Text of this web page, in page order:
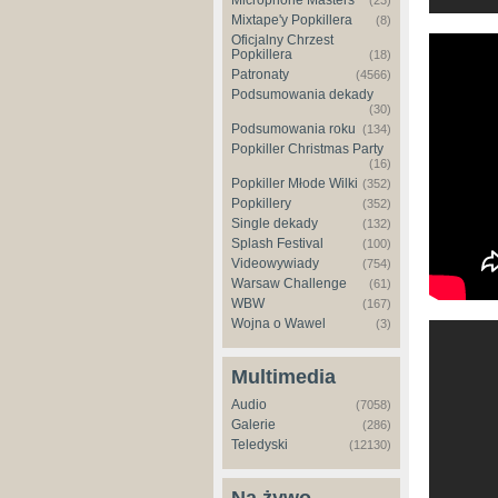
Mixtape'y Popkillera (8)
Oficjalny Chrzest
Popkillera
(18)
Patronaty (4566)
Podsumowania dekady
(30)
Podsumowania roku (134)
Popkiller Christmas Party
(16)
Popkiller Młode Wilki (352)
Popkillery (352)
Single dekady (132)
Splash Festival (100)
Videowywiady (754)
Warsaw Challenge (61)
WBW (167)
Wojna o Wawel (3)
Multimedia
Audio (7058)
Galerie (286)
Teledyski (12130)